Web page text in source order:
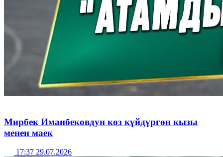
Мирбек Иманбековдун көз күйдүргөн кызы
менен маек
17:37 29.07.2026